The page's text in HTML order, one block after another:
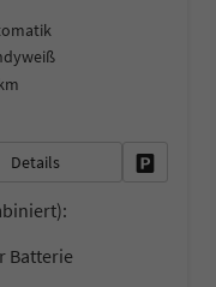
Details
Batterie